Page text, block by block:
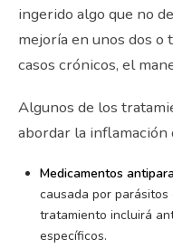
ingerido algo que no
mejoría en unos dos o
casos crónicos, el
Algunos de los
abordar la inflamación
Medicamentos
causada por
tratamiento incluirá
específicos.